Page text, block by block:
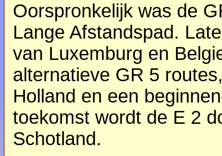
Oorspronkelijk was de
Lange Afstandspad.
van Luxemburg en
alternatieve GR 5
Holland en een
toekomst wordt de E 2
Schotland.